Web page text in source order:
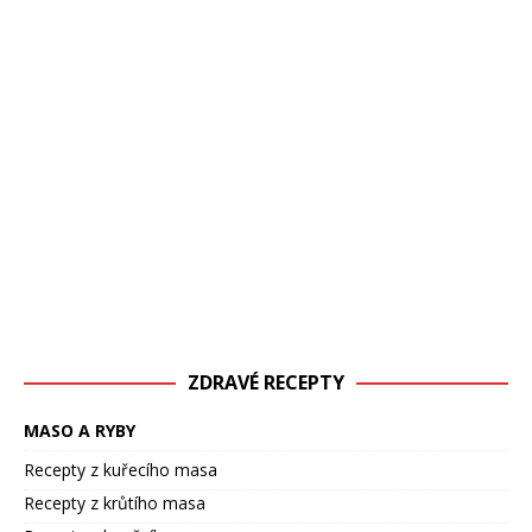
ZDRAVÉ RECEPTY
MASO A RYBY
Recepty z kuřecího masa
Recepty z krůtího masa